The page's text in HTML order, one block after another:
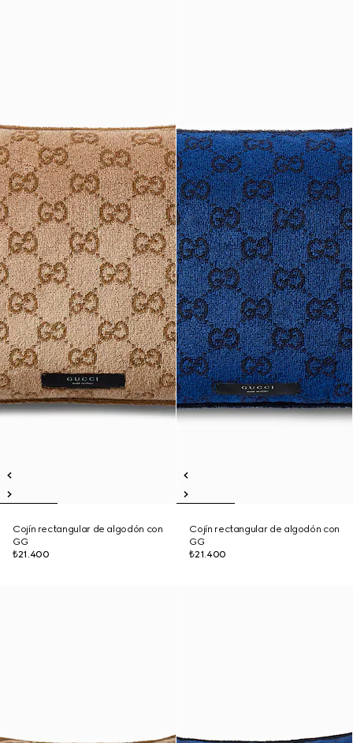
Cojín rectangular de algodón con
GG
₺21.400
Cojín rectangular de algodón con
GG
₺21.400